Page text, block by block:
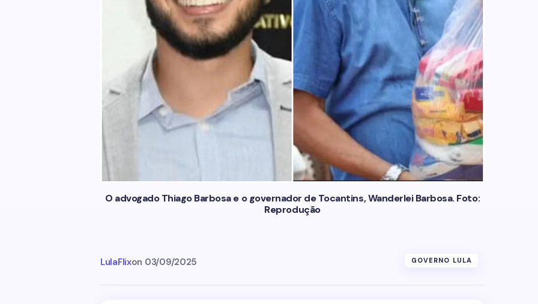
O advogado Thiago Barbosa e o governador de Tocantins, Wanderlei Barbosa. Foto:
Reprodução
LulaFlixon 03/09/2025 GOVERNO LULA